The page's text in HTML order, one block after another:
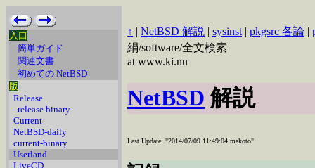
入口
簡単ガイド
関連文書
初めての NetBSD
版
Release
release binary
Current
NetBSD-daily
current-binary
Userland
LiveCD
↑ | NetBSD 解説 | sysinst | pkgsrc 各論 |
絹/software/全文検索
at www.ki.nu
NetBSD 解説
Last Update: "2014/07/09 11:49:04 makoto"